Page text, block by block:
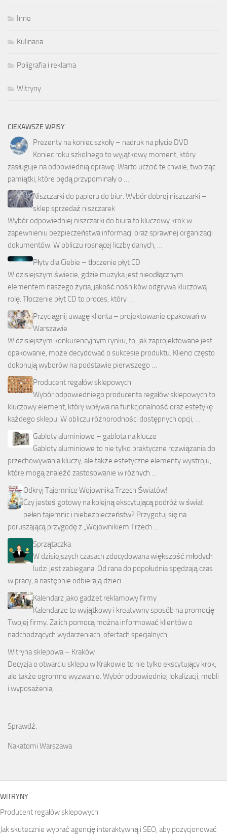
Inne
Kulinaria
Poligrafia i reklama
Witryny
CIEKAWSZE WPISY
Prezenty na koniec szkoły – nadruk na płycie DVD
Koniec roku szkolnego to wyjątkowy moment, który
zasługuje na odpowiednią oprawę. Warto uczcić te chwile, tworząc
pamiątki, które będą przypominały o …
Niszczarki do papieru do biur. Wybór dobrej niszczarki –
sklep sprzedaż niszczarek
Wybór odpowiedniej niszczarki do biura to kluczowy krok w
zapewnieniu bezpieczeństwa informacji oraz sprawnej organizacji
dokumentów. W obliczu rosnącej liczby danych, …
Płyty dla Ciebie – tłoczenie płyt CD
W dzisiejszym świecie, gdzie muzyka jest nieodłącznym
elementem naszego życia, jakość nośników odgrywa kluczową
rolę. Tłoczenie płyt CD to proces, który …
Przyciągnij uwagę klienta – projektowanie opakowań w
Warszawie
W dzisiejszym konkurencyjnym rynku, to, jak zaprojektowane jest
opakowanie, może decydować o sukcesie produktu. Klienci często
dokonują wyborów na podstawie pierwszego …
Producent regałów sklepowych
Wybór odpowiedniego producenta regałów sklepowych to
kluczowy element, który wpływa na funkcjonalność oraz estetykę
każdego sklepu. W obliczu różnorodności dostępnych opcji, …
Gabloty aluminiowe – gablota na klucze
Gabloty aluminiowe to nie tylko praktyczne rozwiązania do
przechowywania kluczy, ale także estetyczne elementy wystroju,
które mogą znaleźć zastosowanie w różnych …
Odkryj Tajemnice Wojownika Trzech Światów!
Czy jesteś gotowy na kolejną ekscytującą podróż w świat
pełen tajemnic i niebezpieczeństw? Przygotuj się na
poruszającą przygodę z „Wojownikiem Trzech …
Sprzątaczka
W dzisiejszych czasach zdecydowana większość młodych
ludzi jest zabiegana. Od rana do popołudnia spędzają czas
w pracy, a następnie odbierają dzieci …
Kalendarz jako gadżet reklamowy firmy
Kalendarze to wyjątkowy i kreatywny sposób na promocję
Twojej firmy. Za ich pomocą można informować klientów o
nadchodzących wydarzeniach, ofertach specjalnych, …
Witryna sklepowa – Kraków
Decyzja o otwarciu sklepu w Krakowie to nie tylko ekscytujący krok,
ale także ogromne wyzwanie. Wybór odpowiedniej lokalizacji, mebli
i wyposażenia, …
Sprawdź:
Nakatomi Warszawa
WITRYNY
Producent regałów sklepowych
Jak skutecznie wybrać agencję interaktywną i SEO, aby pozycjonować